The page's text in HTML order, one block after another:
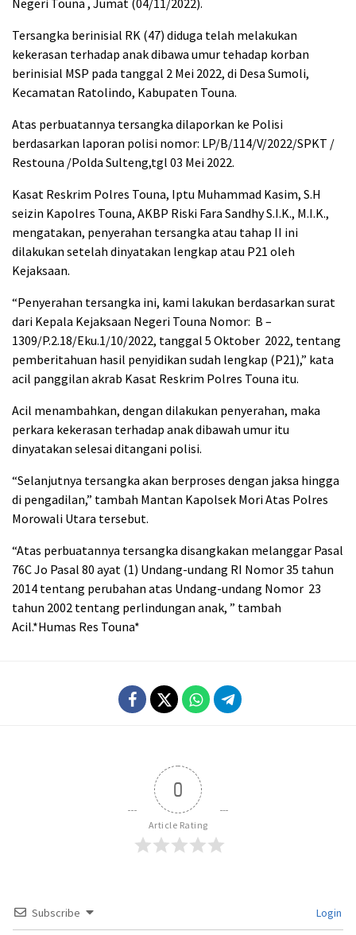
Negeri Touna , Jumat (04/11/2022).
Tersangka berinisial RK (47) diduga telah melakukan
kekerasan terhadap anak dibawa umur tehadap korban
berinisial MSP pada tanggal 2 Mei 2022, di Desa Sumoli,
Kecamatan Ratolindo, Kabupaten Touna.
Atas perbuatannya tersangka dilaporkan ke Polisi
berdasarkan laporan polisi nomor: LP/B/114/V/2022/SPKT /
Restouna /Polda Sulteng,tgl 03 Mei 2022.
Kasat Reskrim Polres Touna, Iptu Muhammad Kasim, S.H
seizin Kapolres Touna, AKBP Riski Fara Sandhy S.I.K., M.I.K.,
mengatakan, penyerahan tersangka atau tahap II ini
dilakukan setelah dinyatakan lengkap atau P21 oleh
Kejaksaan.
“Penyerahan tersangka ini, kami lakukan berdasarkan surat
dari Kepala Kejaksaan Negeri Touna Nomor: B –
1309/P.2.18/Eku.1/10/2022, tanggal 5 Oktober 2022, tentang
pemberitahuan hasil penyidikan sudah lengkap (P21),” kata
acil panggilan akrab Kasat Reskrim Polres Touna itu.
Acil menambahkan, dengan dilakukan penyerahan, maka
perkara kekerasan terhadap anak dibawah umur itu
dinyatakan selesai ditangani polisi.
“Selanjutnya tersangka akan berproses dengan jaksa hingga
di pengadilan,” tambah Mantan Kapolsek Mori Atas Polres
Morowali Utara tersebut.
“Atas perbuatannya tersangka disangkakan melanggar Pasal
76C Jo Pasal 80 ayat (1) Undang-undang RI Nomor 35 tahun
2014 tentang perubahan atas Undang-undang Nomor 23
tahun 2002 tentang perlindungan anak, ” tambah
Acil.*Humas Res Touna*
0
Article Rating
Subscribe Login